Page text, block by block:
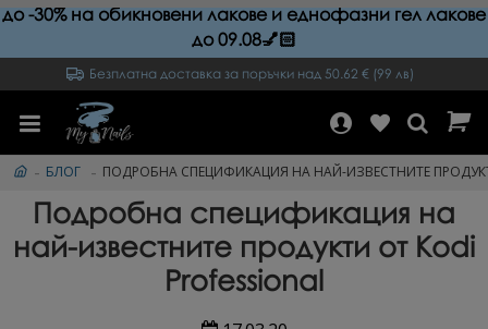
до -30% на обикновени лакове и еднофазни гел лакове
до 09.08💅🏻
Безплатна доставка за поръчки над 50.62 € (99 лв)
БЛОГ ПОДРОБНА СПЕЦИФИКАЦИЯ НА НАЙ-ИЗВЕСТНИТЕ ПРОДУКТИ
Подробна спецификация на
най-известните продукти от Kodi
Professional